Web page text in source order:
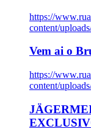
https://
content/
Vem ai o
https://
content/